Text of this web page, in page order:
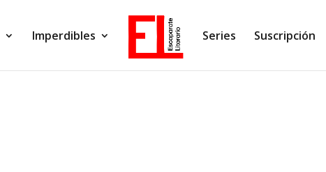
Imperdibles Series Suscripción